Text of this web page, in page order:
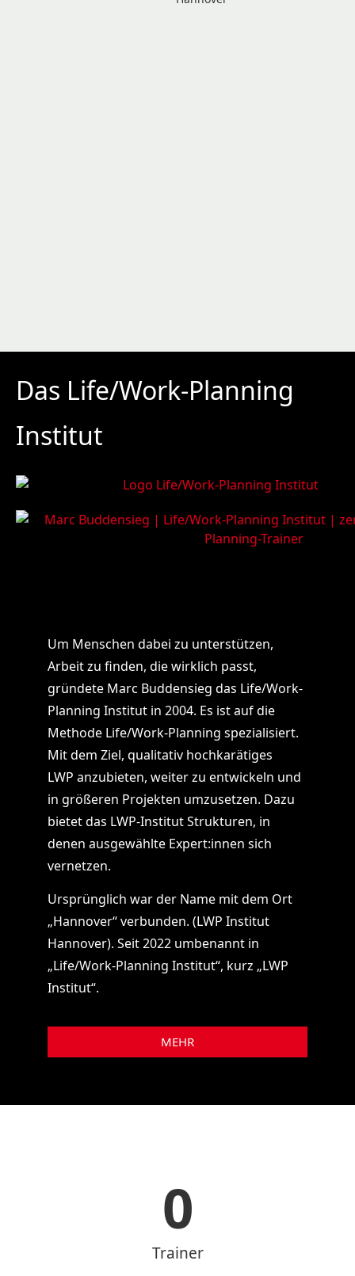
Das Life/Work-Planning
Institut
Um Menschen dabei zu unterstützen,
Arbeit zu finden, die wirklich passt,
gründete Marc Buddensieg das Life/Work-
Planning Institut in 2004. Es ist auf die
Methode Life/Work-Planning spezialisiert.
Mit dem Ziel, qualitativ hochkarätiges
LWP anzubieten, weiter zu entwickeln und
in größeren Projekten umzusetzen. Dazu
bietet das LWP-Institut Strukturen, in
denen ausgewählte Expert:innen sich
vernetzen.
Ursprünglich war der Name mit dem Ort
„Hannover“ verbunden. (LWP Institut
Hannover). Seit 2022 umbenannt in
„Life/Work-Planning Institut“, kurz „LWP
Institut“.
MEHR
Trainer
0